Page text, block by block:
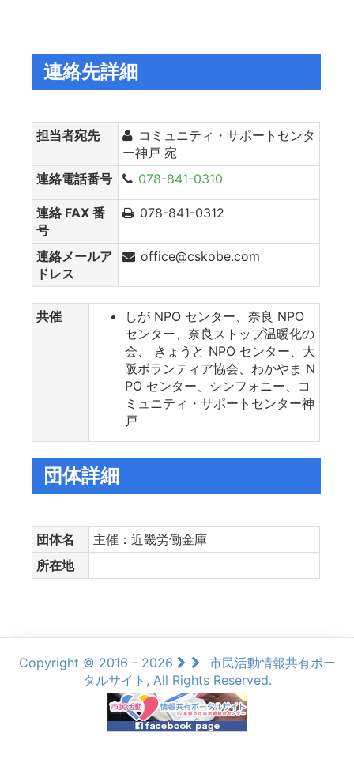
連絡先詳細
担当者宛先
コミュニティ・サポートセンタ
ー神戸 宛
連絡電話番号
078-841-0310
連絡 FAX 番
号
078-841-0312
連絡メールア
ドレス
office@cskobe.com
共催
しが NPO センター、奈良 NPO
センター、奈良ストップ温暖化の
会、 きょうと NPO センター、大
阪ボランティア協会、わかやま N
PO センター、シンフォニー、コ
ミュニティ・サポートセンター神
戸
団体詳細
団体名
主催：近畿労働金庫
所在地
Copyright © 2016 - 2026
市民活動情報共有ポー
タルサイト, All Rights Reserved.